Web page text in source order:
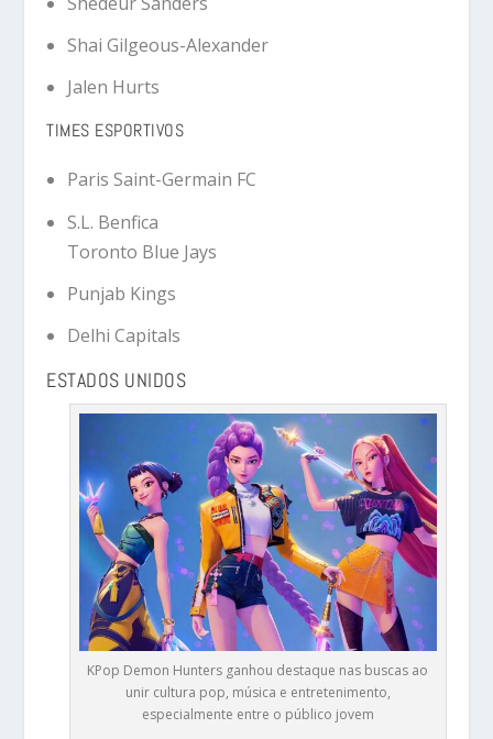
Shai Gilgeous-Alexander
Jalen Hurts
TIMES ESPORTIVOS
Paris Saint-Germain FC
S.L. Benfica
Toronto Blue Jays
Punjab Kings
Delhi Capitals
ESTADOS UNIDOS
KPop Demon Hunters ganhou destaque nas buscas ao
unir cultura pop, música e entretenimento,
especialmente entre o público jovem